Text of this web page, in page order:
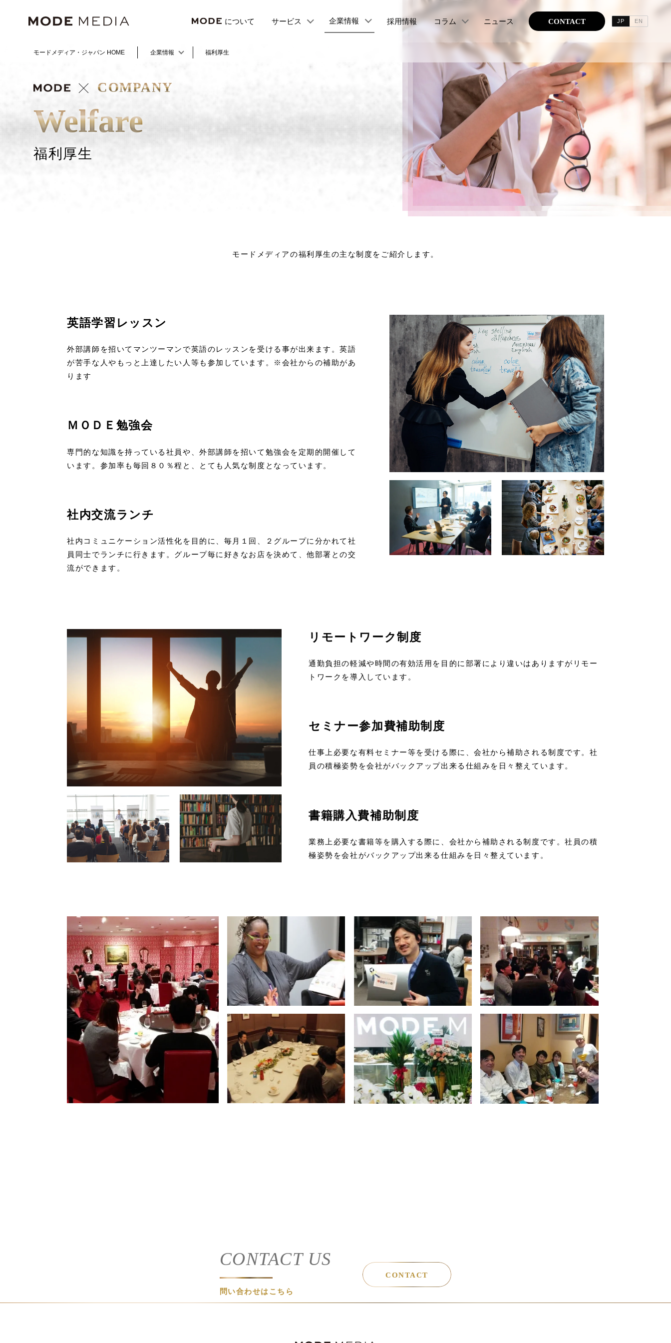
について サービス 企業情報 採用情報 コラム ニュース CONTACT JP EN
モードメディア・ジャパン HOME 企業情報 福利厚生
Welfare
福利厚生
COMPANY
モードメディアの福利厚生の主な制度をご紹介します。
英語学習レッスン
外部講師を招いてマンツーマンで英語のレッスンを受ける事が出来ます。英語
が苦手な人やもっと上達したい人等も参加しています。※会社からの補助があ
ります
ＭＯＤＥ勉強会
専門的な知識を持っている社員や、外部講師を招いて勉強会を定期的開催して
います。参加率も毎回８０％程と、とても人気な制度となっています。
社内交流ランチ
社内コミュニケーション活性化を目的に、毎月１回、２グループに分かれて社
員同士でランチに行きます。グループ毎に好きなお店を決めて、他部署との交
流ができます。
リモートワーク制度
通勤負担の軽減や時間の有効活用を目的に部署により違いはありますがリモー
トワークを導入しています。
セミナー参加費補助制度
仕事上必要な有料セミナー等を受ける際に、会社から補助される制度です。社
員の積極姿勢を会社がバックアップ出来る仕組みを日々整えています。
書籍購入費補助制度
業務上必要な書籍等を購入する際に、会社から補助される制度です。社員の積
極姿勢を会社がバックアップ出来る仕組みを日々整えています。
問い合わせはこちら
CONTACT US
CONTACT